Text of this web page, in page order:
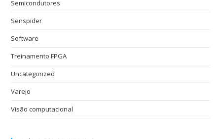
Semicondutores
Senspider
Software
Treinamento FPGA
Uncategorized
Varejo
Visão computacional